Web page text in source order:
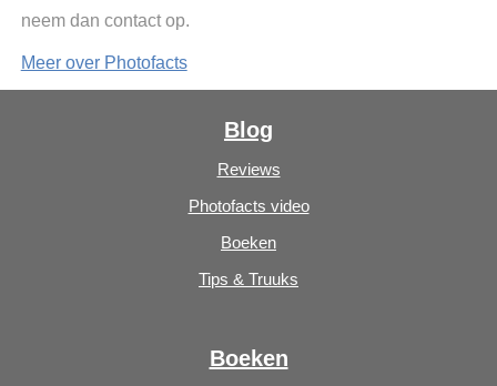
neem dan contact op.
Meer over Photofacts
Blog
Reviews
Photofacts video
Boeken
Tips & Truuks
Boeken